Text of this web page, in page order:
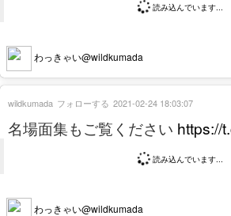
読み込んでいます...
わっきゃい@wildkumada
名場面集もご覧ください https://
読み込んでいます...
わっきゃい@wildkumada
wildkumada フォローする 2021-02-24 18:03:07